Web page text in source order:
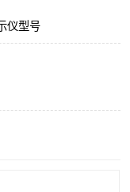
仪型号